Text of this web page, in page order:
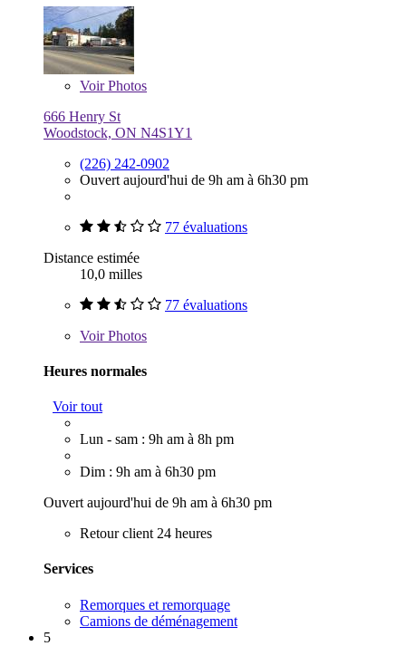
VoirPhotos
666 Henry St
Woodstock, ON N4S1Y1
(226) 242-0902
Ouvert aujourd'hui de 9h am à 6h30 pm
77 évaluations
Distance estimée
10,0 milles
77 évaluations
VoirPhotos
Heures normales
Voir tout
Lun - sam : 9h am à 8h pm
Dim : 9h am à 6h30 pm
Ouvert aujourd'hui de 9h am à 6h30 pm
Retour client 24 heures
Services
Remorques et remorquage
Camions de déménagement
5